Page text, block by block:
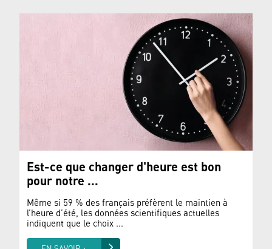
Est-ce que changer d'heure est bon
pour notre ...
Même si 59 % des français préfèrent le maintien à
l’heure d’été, les données scientifiques actuelles
indiquent que le choix ...